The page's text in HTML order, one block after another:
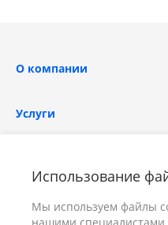
Использование
Мы используем файлы
О компании
Услуги